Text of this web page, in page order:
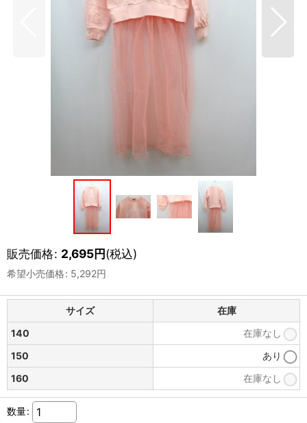
販売価格: 2,695円(税込)
希望小売価格: 5,292円
サイズ
在庫
140
在庫なし
150
あり
160
在庫なし
数量: